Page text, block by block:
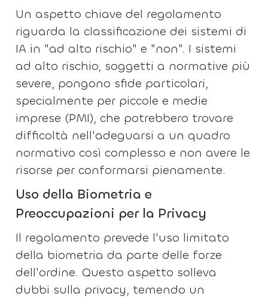
Un aspetto chiave del regolamento
riguarda la classificazione dei sistemi di
IA in "ad alto rischio" e "non". I sistemi
ad alto rischio, soggetti a normative più
severe, pongono sfide particolari,
specialmente per piccole e medie
imprese (PMI), che potrebbero trovare
difficoltà nell'adeguarsi a un quadro
normativo così complesso e non avere le
risorse per conformarsi pienamente.
Uso della Biometria e
Preoccupazioni per la Privacy
Il regolamento prevede l'uso limitato
della biometria da parte delle forze
dell'ordine. Questo aspetto solleva
dubbi sulla privacy, temendo un